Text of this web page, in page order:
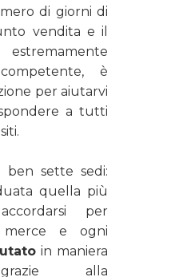
di giorni di
vendita e il
è
per aiutarvi
a tutti
ben sette sedi:
quella più
per
merce e ogni
in maniera
alla